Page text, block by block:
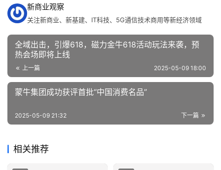
新商业观察
关注新商业、新基建、IT科技、5G通信技术商用等新经济领域
全域出击，引爆618，磁力金牛618活动玩法来袭，预
热会场即将上线
上一篇 2025-05-09 18:00
蒙牛集团成功获评首批“中国消费名品”
下一篇
2025-05-09 21:32
相关推荐